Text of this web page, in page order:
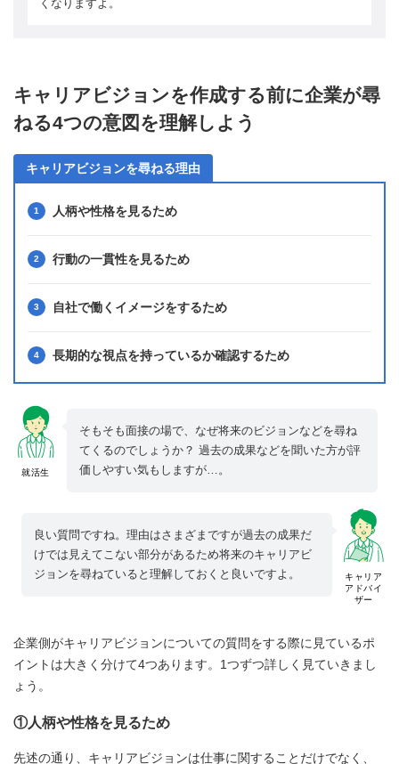
くなりますよ。
キャリアビジョンを作成する前に企業が尋
ねる4つの意図を理解しよう
キャリアビジョンを尋ねる理由
人柄や性格を見るため
行動の一貫性を見るため
自社で働くイメージをするため
長期的な視点を持っているか確認するため
就活生
そもそも面接の場で、なぜ将来のビジョンなどを尋ね
てくるのでしょうか？ 過去の成果などを聞いた方が評
価しやすい気もしますが…。
キャリア
アドバイ
ザー
良い質問ですね。理由はさまざまですが過去の成果だ
けでは見えてこない部分があるため将来のキャリアビ
ジョンを尋ねていると理解しておくと良いですよ。
企業側がキャリアビジョンについての質問をする際に見ているポ
イントは大きく分けて4つあります。1つずつ詳しく見ていきまし
ょう。
①人柄や性格を見るため
先述の通り、キャリアビジョンは仕事に関することだけでなく、